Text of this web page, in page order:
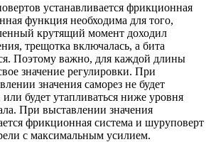
устанавливается фрикционная
функция необходима для того,
крутящий момент доходил
трещотка включалась, а бита
Поэтому важно, для каждой длины
значение регулировки. При
значения саморез не будет
будет утапливаться ниже уровня
При выставлении значения
фрикционная система и шуруповерт
с максимальным усилием.